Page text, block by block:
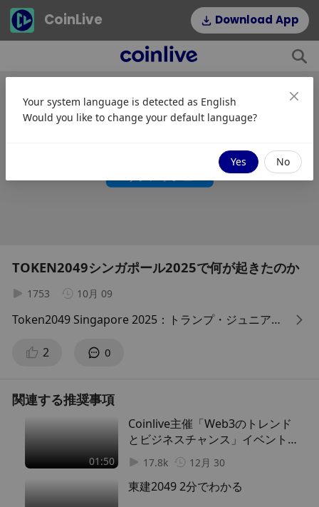
CoinLive Download App
This
window.
The media could not be loaded, either because the server or
network failed or because the format is not supported.
TOKEN2049シンガポール2025で何が起きたのか
1753 10月 09
Token2049 Singapore 2025：トランプ・ジュニア、
が予測する、暗号資産界の次なる勢力図！
ドナルド・トランプ・ジュニア氏は、ステーブルコイ
ンが米国債に取って代わり、次期トランプ政権が暗号
資産を全面的に支援すると述べています。ユーロの没
落からイーサリアムやトークン化資産の台頭まで、To
ken2049 Singapore 2025では、ブロックチェーンが
世界の金融をどのように書き換えているかが明らかに
されました。 ステーブルコインが国債に取って代わ
2 0
関連する推奨事項
Coinlive主催「Web3のトレンド
とビジネスチャンス」イベントの
見どころ
01:50 17.8k 12月 30
東建2049 2分でわかる
Your system language is detected as English
Would you like to change your default language?
Yes No